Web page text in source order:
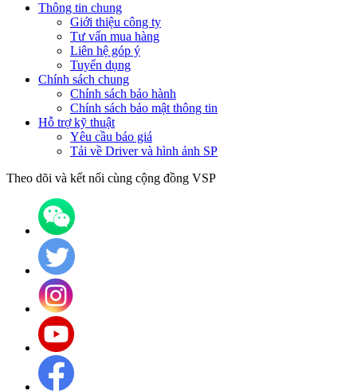
Thông tin chung
Giới thiệu công ty
Tư vấn mua hàng
Liên hệ góp ý
Tuyển dụng
Chính sách chung
Chính sách bảo hành
Chính sách bảo mật thông tin
Hỗ trợ kỹ thuật
Yêu cầu báo giá
Tải về Driver và hình ảnh SP
Theo dõi và kết nối cùng cộng đồng VSP